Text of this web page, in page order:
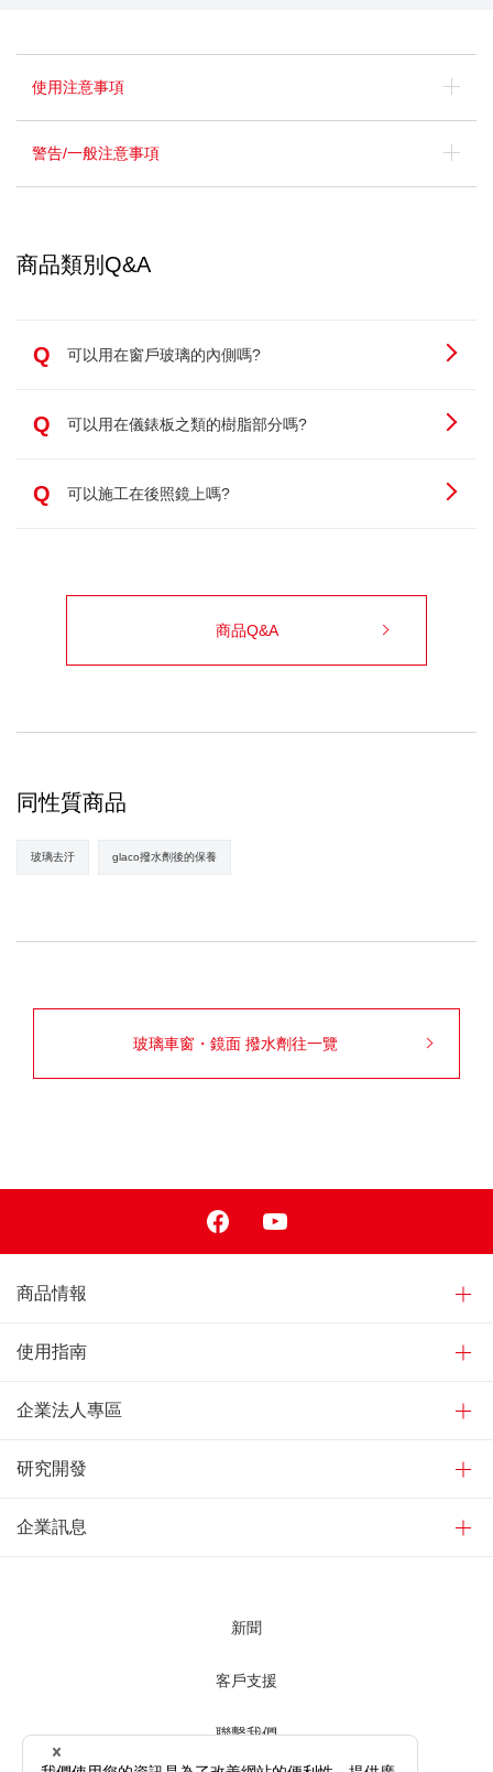
使用注意事項
警告/一般注意事項
商品類別Q&A
Q 可以用在窗戶玻璃的內側嗎?
Q 可以用在儀錶板之類的樹脂部分嗎?
Q 可以施工在後照鏡上嗎?
商品Q&A
同性質商品
玻璃去汙 glaco撥水劑後的保養
玻璃車窗・鏡面 撥水劑往一覽
商品情報
使用指南
企業法人專區
研究開發
企業訊息
新聞
客戶支援
聯繫我們